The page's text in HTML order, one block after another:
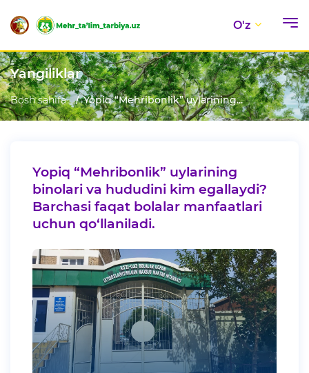
O'z
Yangiliklar
Bosh sahifa Yopiq “Mehribonlik” uylarining...
Yopiq “Mehribonlik” uylarining
binolari va hududini kim egallaydi?
Barchasi faqat bolalar manfaatlari
uchun qo‘llaniladi.